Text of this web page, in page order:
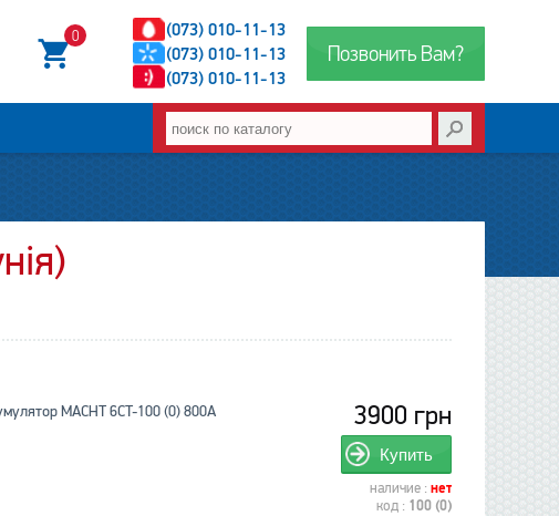
Позвонить Вам?
(073) 010-11-13
(073) 010-11-13
(073) 010-11-13
0
3900 грн
Купить
наличие :нет
код : 100 (0)
MACHT 6CT-100 (0) 800A